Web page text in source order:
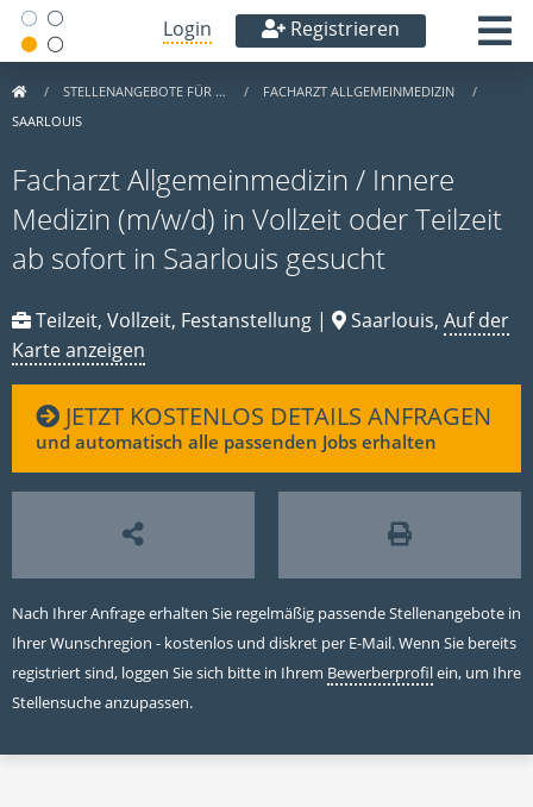
Login Registrieren
STELLENANGEBOTE FÜR …
FACHARZT ALLGEMEINMEDIZIN
SAARLOUIS
Facharzt Allgemeinmedizin / Innere
Medizin (m/w/d) in Vollzeit oder Teilzeit
ab sofort in Saarlouis gesucht
Teilzeit, Vollzeit, Festanstellung | Saarlouis, Auf der
Karte anzeigen
JETZT KOSTENLOS DETAILS ANFRAGEN
und automatisch alle passenden Jobs erhalten
Nach Ihrer Anfrage erhalten Sie regelmäßig passende Stellenangebote in
Ihrer Wunschregion - kostenlos und diskret per E-Mail. Wenn Sie bereits
registriert sind, loggen Sie sich bitte in Ihrem Bewerberprofilein, um Ihre
Stellensuche anzupassen.